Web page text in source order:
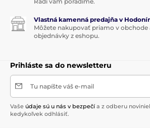
Vlastná kamenná predajňa v
Môžete nakupovať priamo v obchode
objednávky z eshopu.
Prihláste sa do newsletteru
Tu napíšte váš e-mail
Vaše údaje sú u nás v bezpečí a z odberu
kedykoľvek odhlásiť.